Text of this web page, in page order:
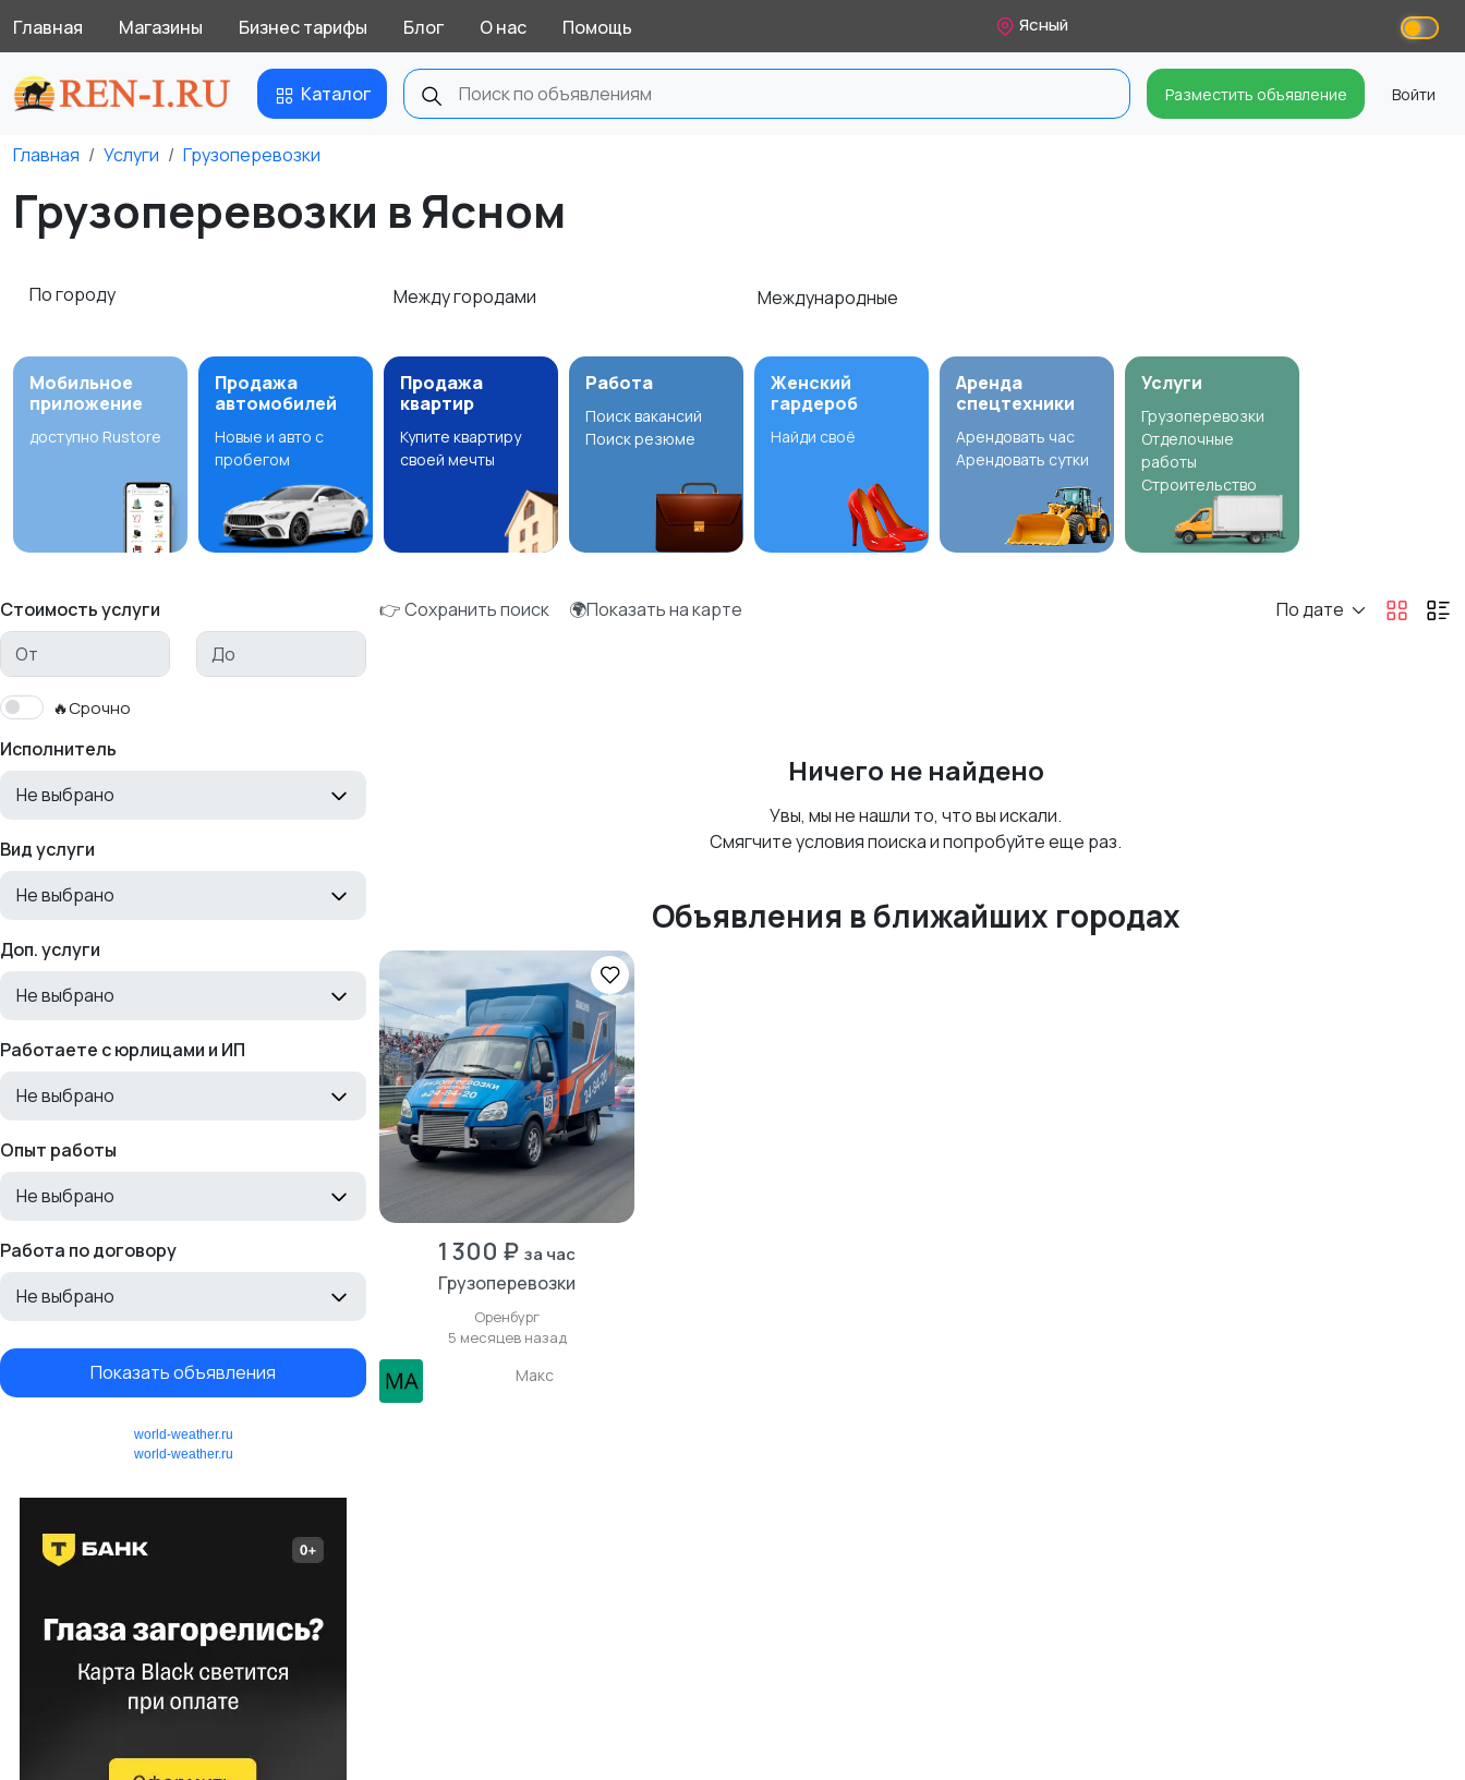
Главная Магазины Бизнес тарифы Блог О нас Помощь Ясный
Каталог Разместить объявление Войти
Главная Услуги Грузоперевозки
Грузоперевозки в Ясном
По городу Между городами Международные
Мобильное
приложение
доступно Rustore
Продажа
автомобилей
Новые и авто с
пробегом
Продажа
квартир
Купите квартиру
своей мечты
Работа
Поиск вакансий
Поиск резюме
Женский
гардероб
Найди своё
Аренда
спецтехники
Арендовать час
Арендовать сутки
Услуги
Грузоперевозки
Отделочные
работы
Строительство
Стоимость услуги
🔥Срочно
Исполнитель
Не выбрано
Вид услуги
Не выбрано
Доп. услуги
Не выбрано
Работаете с юрлицами и ИП
Не выбрано
Опыт работы
Не выбрано
Работа по договору
Не выбрано
Показать объявления
world-weather.ru
world-weather.ru
👉 Сохранить поиск 🌍Показать на карте По дате
Ничего не найдено
Увы, мы не нашли то, что вы искали.
Смягчите условия поиска и попробуйте еще раз.
Объявления в ближайших городах
1 300 ₽ за час
Грузоперевозки
Оренбург
5 месяцев назад
Макс